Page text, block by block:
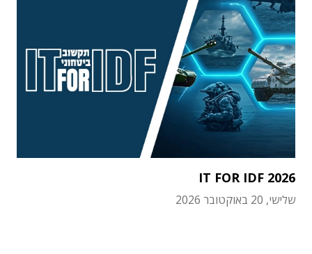
IT FOR IDF 2026
שלישי, 20 באוקטובר 2026